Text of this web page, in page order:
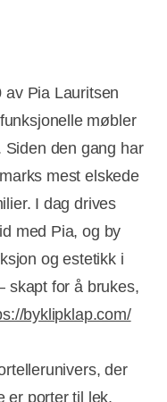
av Pia Lauritsen
møbler
den gang har
mest elskede
I dag drives
med Pia, og by
og estetikk i
skapt for å brukes,
byklipklap.com/
der
er porter til lek,